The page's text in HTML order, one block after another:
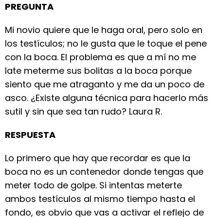
PREGUNTA
Mi novio quiere que le haga oral, pero solo en
los testículos; no le gusta que le toque el pene
con la boca. El problema es que a mí no me
late meterme sus bolitas a la boca porque
siento que me atraganto y me da un poco de
asco. ¿Existe alguna técnica para hacerlo más
sutil y sin que sea tan rudo? Laura R.
RESPUESTA
Lo primero que hay que recordar es que la
boca no es un contenedor donde tengas que
meter todo de golpe. Si intentas meterte
ambos testículos al mismo tiempo hasta el
fondo, es obvio que vas a activar el reflejo de